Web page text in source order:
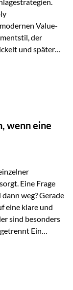
Value-
der
und später
unter ihrem
Faktoren
und
wenn eine
Eine Frage
weg? Gerade
eine klare und
sind besonders
Ein